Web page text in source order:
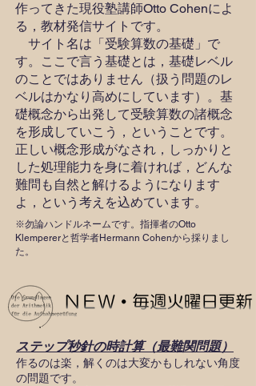
作ってきた現役塾講師Otto Cohenによ
る，教材発信サイトです。
サイト名は「受験算数の基礎」で
す。ここで言う基礎とは，基礎レベル
のことではありません（扱う問題のレ
ベルはかなり高めにしています）。基
礎概念から出発して受験算数の諸概念
を形成していこう，ということです。
正しい概念形成がなされ，しっかりと
した処理能力を身に着ければ，どんな
難問も自然と解けるようになります
よ，という考えを込めています。
※勿論ハンドルネームです。指揮者のOtto
Klempererと哲学者Hermann Cohenから採りまし
た。
ステップ秒針の時計算（最難関問題）
作るのは楽，解くのは大変かもしれない角度
の問題です。